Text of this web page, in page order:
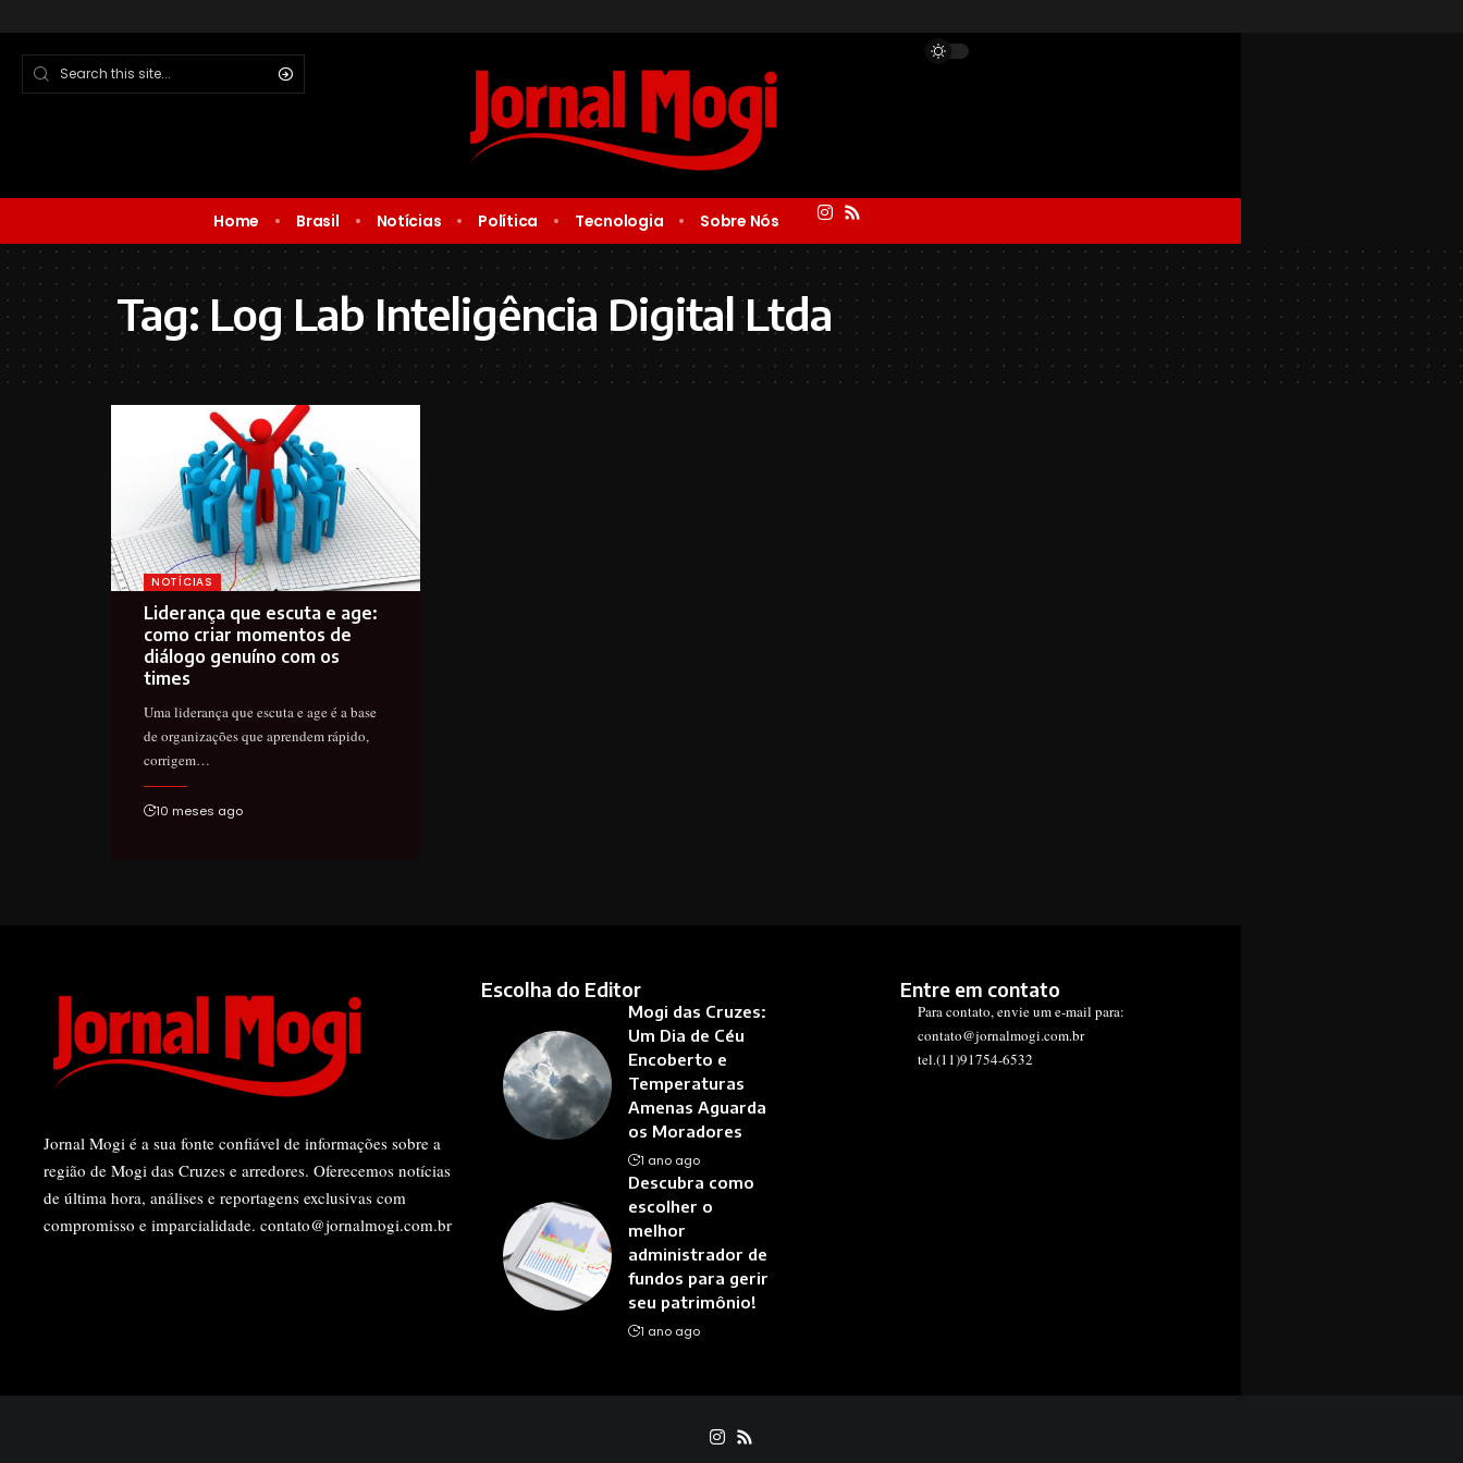
Home Brasil Notícias Política Tecnologia Sobre Nós
Tag:Log Lab Inteligência Digital Ltda
NOTÍCIAS
Liderança que escuta e age:
como criar momentos de
diálogo genuíno com os
times
Uma liderança que escuta e age é a base
de organizações que aprendem rápido,
corrigem…
10 meses ago
Jornal Mogi é a sua fonte confiável de informações sobre a
região de Mogi das Cruzes e arredores. Oferecemos notícias
de última hora, análises e reportagens exclusivas com
compromisso e imparcialidade. contato@jornalmogi.com.br
Escolha do Editor
Mogi das Cruzes:
Um Dia de Céu
Encoberto e
Temperaturas
Amenas Aguarda
os Moradores
1 ano ago
Descubra como
escolher o
melhor
administrador de
fundos para gerir
seu patrimônio!
1 ano ago
Entre em contato
Para contato, envie um e-mail para:
contato@jornalmogi.com.br
tel.(11)91754-6532